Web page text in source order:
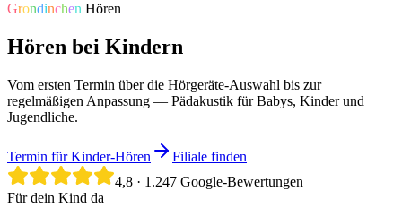
Grondinchen Hören
Hören bei Kindern
Vom ersten Termin über die Hörgeräte-Auswahl bis zur
regelmäßigen Anpassung — Pädakustik für Babys, Kinder und
Jugendliche.
Termin für Kinder-Hören
Filiale finden
4,8 · 1.247 Google-Bewertungen
Für dein Kind da